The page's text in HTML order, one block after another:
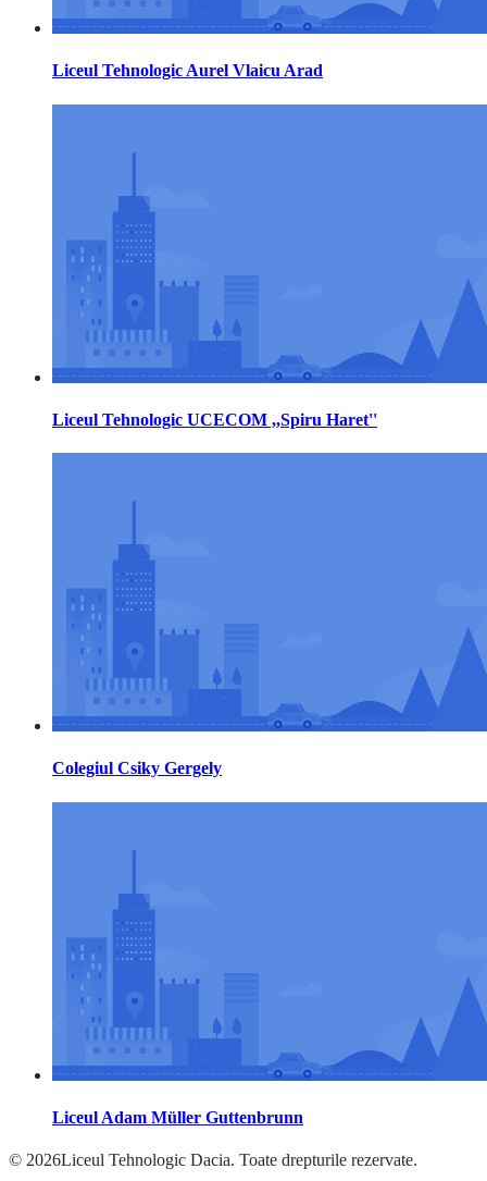
Liceul Tehnologic Aurel Vlaicu Arad
Liceul Tehnologic UCECOM ,,Spiru Haret''
Colegiul Csiky Gergely
Liceul Adam Müller Guttenbrunn
© 2026Liceul Tehnologic Dacia. Toate drepturile rezervate.